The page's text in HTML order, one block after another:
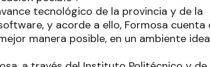
tecnológico de la provincia y de la
y acorde a ello, Formosa cuenta
manera posible, en un ambiente